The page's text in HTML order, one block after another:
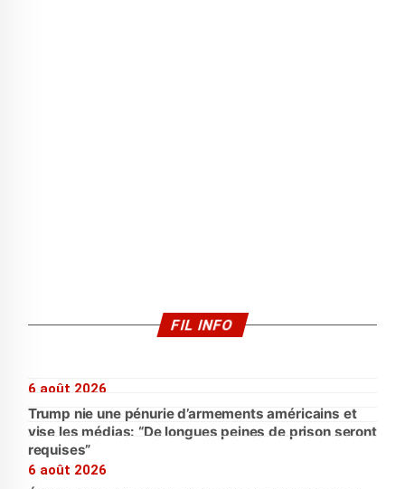
FIL INFO
6 août 2026
Trump nie une pénurie d’armements américains et
vise les médias: “De longues peines de prison seront
requises”
6 août 2026